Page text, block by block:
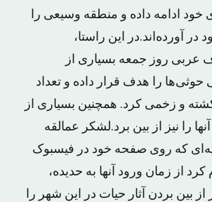
ادامه داده و منطقه وسیعی را
آورده‌اند.در این راستا،
عربی روز جمعه بسیاری از
حوثی‌ها را هدف قرار داده و تعداد
کشته و زخمی کرد. همچنین بسیاری از
را نیز از بین برد.لشکر عمالقه
که روی صفحه خود در فیسبوک
از زمان ورود آنها به حدیده،
بین بردن آثار حیات در این شهر را